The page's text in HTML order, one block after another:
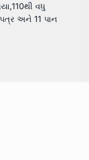
વધુ
અને 11 પાન